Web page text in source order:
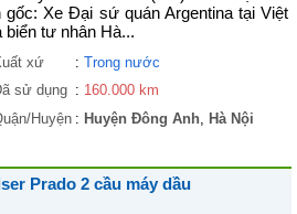
gốc: Xe Đại sứ quán Argentina tại Việt
biển tư nhân Hà...
xứ : Trong nước
sử dụng : 160.000 km
Huyện : Huyện Đông Anh, Hà Nội
Prado 2 cầu máy dầu